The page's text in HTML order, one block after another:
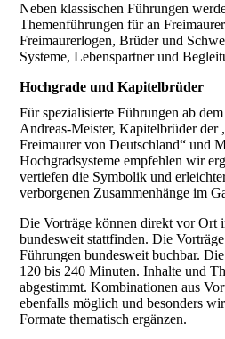
Neben klassischen Führungen
Themenführungen für an
Freimaurerlogen, Brüder und
Systeme, Lebenspartner und
Hochgrade und Kapitelbrüder
Für spezialisierte Führungen ab
Andreas-Meister, Kapitelbrüder der
Freimaurer von Deutschland“ und
Hochgradsysteme empfehlen wir
vertiefen die Symbolik und
verborgenen Zusammenhänge im
Die Vorträge können direkt vor Ort
bundesweit stattfinden. Die
Führungen bundesweit buchbar.
120 bis 240 Minuten. Inhalte und
abgestimmt. Kombinationen aus
ebenfalls möglich und besonders
Formate thematisch ergänzen.